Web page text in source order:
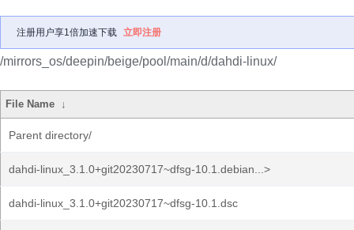
注册用户享1倍加速下载 立即注册
/mirrors_os/deepin/beige/pool/main/d/dahdi-linux/
File Name ↓
Parent directory/
dahdi-linux_3.1.0+git20230717~dfsg-10.1.debian...>
dahdi-linux_3.1.0+git20230717~dfsg-10.1.dsc